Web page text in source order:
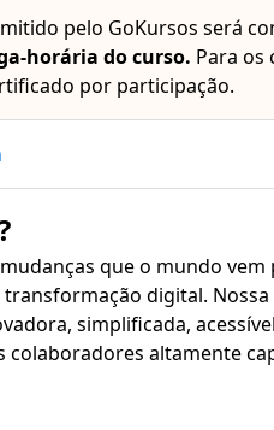
pelo GoKursos será
horária do curso. Para os
por participação.
que o mundo vem
digital.
acessível e ágil. Para isso,
altamente